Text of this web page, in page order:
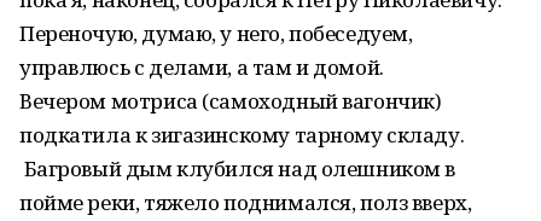
Переночую, думаю, у него, побеседуем,
управлюсь с делами, а там и домой.
Вечером мотриса (самоходный вагончик)
подкатила к зигазинскому тарному складу.
Багровый дым клубился над олешником в
пойме реки, тяжело поднимался, полз вверх,